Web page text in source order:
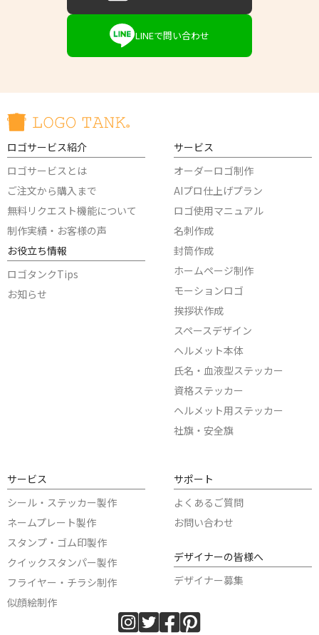
LINEで問い合わせ
ロゴサービス紹介
ロゴサービスとは
ご注文から購入まで
無料リクエスト機能について
制作実績・お客様の声
お役立ち情報
ロゴタンクTips
お知らせ
サービス
オーダーロゴ制作
AIプロ仕上げプラン
ロゴ使用マニュアル
名刺作成
封筒作成
ホームページ制作
モーションロゴ
挨拶状作成
スペースデザイン
ヘルメット本体
氏名・血液型ステッカー
資格ステッカー
ヘルメット用ステッカー
社旗・安全旗
サービス
シール・ステッカー製作
ネームプレート製作
スタンプ・ゴム印製作
クイックスタンパー製作
フライヤー・チラシ制作
似顔絵制作
サポート
よくあるご質問
お問い合わせ
デザイナーの皆様へ
デザイナー募集